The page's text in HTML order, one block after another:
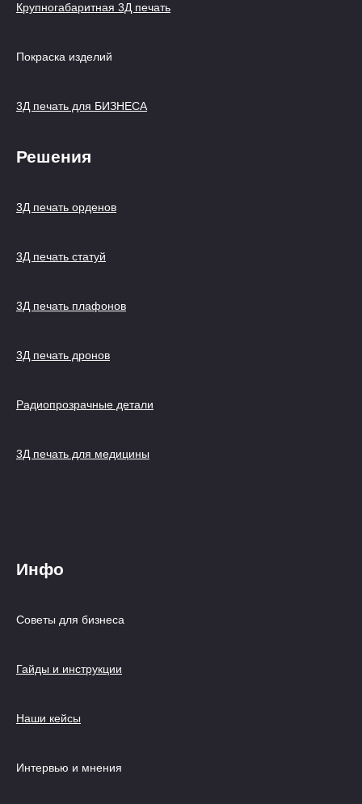
Крупногабаритная 3Д печать
Покраска изделий
3Д печать для БИЗНЕСА
Решения
3Д печать орденов
3Д печать статуй
3Д печать плафонов
3Д печать дронов
Радиопрозрачные детали
3Д печать для медицины
Инфо
Советы для бизнеса
Гайды и инструкции
Наши кейсы
Интервью и мнения